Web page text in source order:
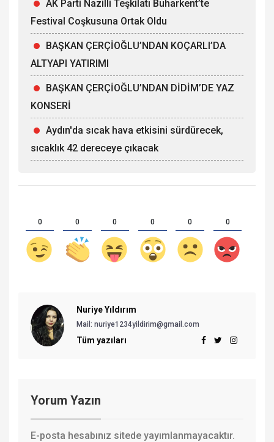
AK Parti Nazilli Teşkilatı Buharkent’te
Festival Coşkusuna Ortak Oldu
BAŞKAN ÇERÇİOĞLU’NDAN KOÇARLI’DA
ALTYAPI YATIRIMI
BAŞKAN ÇERÇİOĞLU’NDAN DİDİM’DE YAZ
KONSERİ
Aydın'da sıcak hava etkisini sürdürecek,
sıcaklık 42 dereceye çıkacak
0 0 0 0 0 0
Nuriye Yıldırım
Mail: nuriye1234yildirim@gmail.com
Tüm yazıları
Yorum Yazın
E-posta hesabınız sitede yayımlanmayacaktır.